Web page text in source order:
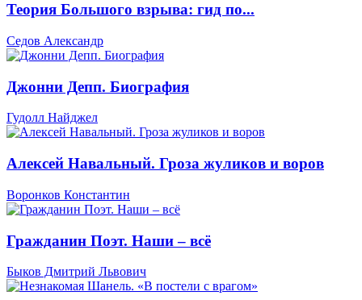
Теория Большого взрыва: гид по...
Седов Александр
Джонни Депп. Биография
Гудолл Найджел
Алексей Навальный. Гроза жуликов и воров
Воронков Константин
Гражданин Поэт. Наши – всё
Быков Дмитрий Львович